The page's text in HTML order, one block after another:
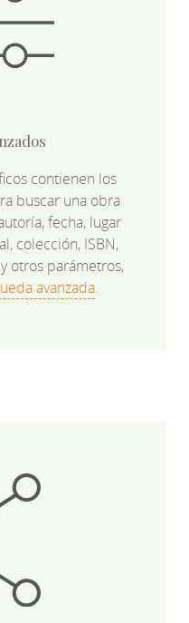
contienen los
buscar una obra
fecha, lugar
colección, ISBN,
y otros parámetros,
avanzada.